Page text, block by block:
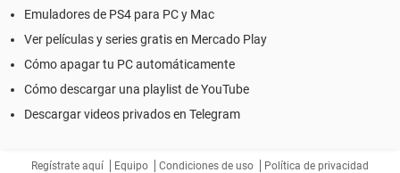
Emuladores de PS4 para PC y Mac
Ver películas y series gratis en Mercado Play
Cómo apagar tu PC automáticamente
Cómo descargar una playlist de YouTube
Descargar videos privados en Telegram
Regístrate aquí Equipo Condiciones de uso Política de privacidad